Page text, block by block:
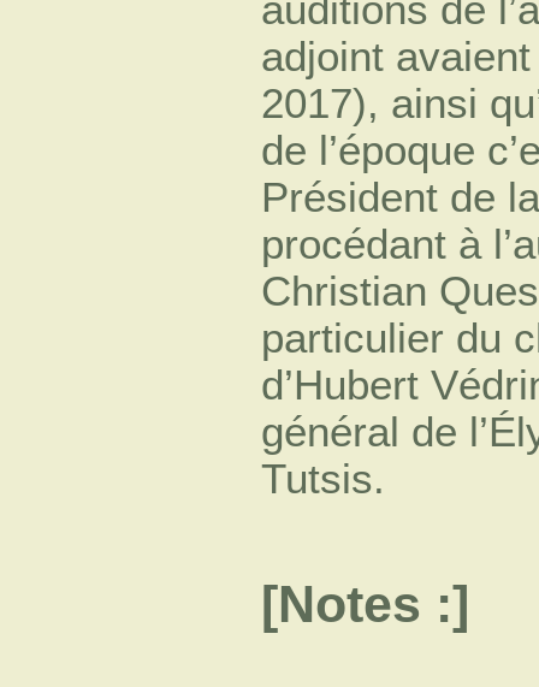
auditions de
adjoint
2017), ainsi
de l’époque
Président de
procédant à
Christian
particulier du
d’Hubert
général de
Tutsis.
[Notes :]